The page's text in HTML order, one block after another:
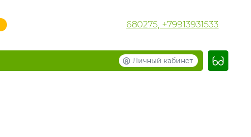
680275, +79913931533
Личный кабинет